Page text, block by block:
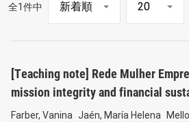
全1件中
[Teaching note] Rede Mulher
mission integrity and financial
Farber, Vanina Jaén, María Helena